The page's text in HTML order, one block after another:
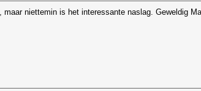
niettemin is het interessante naslag. Geweldig